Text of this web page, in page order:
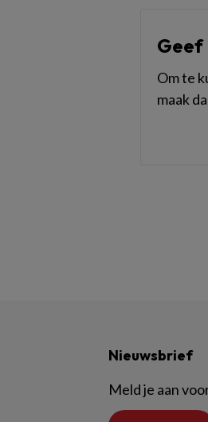
Geef
Om te
maak
Nieuwsbrief
Meld je aan